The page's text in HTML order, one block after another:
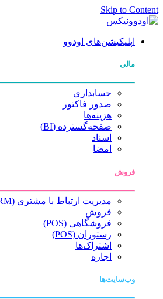
Skip to Content
اپلیکیشن‌های اودوو
مالی
حسابداری
صدور فاکتور
هزینه‌ها
صفحه‌گسترده (BI)
اسناد
امضا
فروش
مدیریت ارتباط با مشتری (CRM)
فروش
فروشگاهی (POS)
رستوران (POS)
اشتراک‌ها
اجاره
وب‌سایت‌ها